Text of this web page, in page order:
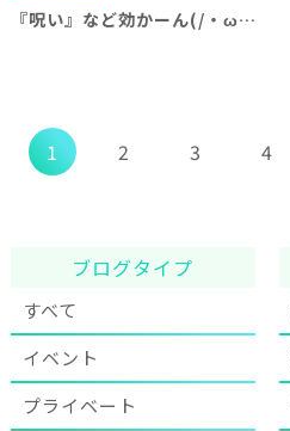
『呪い』など効かーん(/・ω・)/
1 2 3 4
ブログタイプ
すべて
イベント
プライベート